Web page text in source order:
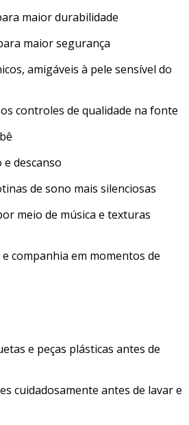
maior durabilidade
maior segurança
amigáveis à pele sensível do
controles de qualidade na fonte
descanso
de sono mais silenciosas
meio de música e texturas
companhia em momentos de
e peças plásticas antes de
cuidadosamente antes de lavar e